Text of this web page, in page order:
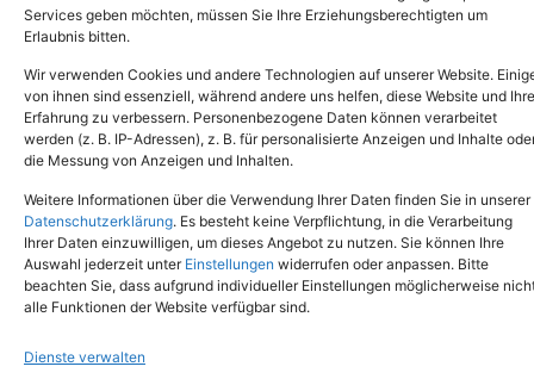
Services geben möchten, müssen Sie Ihre Erziehungsberechtigten um
Erlaubnis bitten.
Wir verwenden Cookies und andere Technologien auf unserer Website.
von ihnen sind essenziell, während andere uns helfen, diese Website und Ihre
Erfahrung zu verbessern. Personenbezogene Daten können verarbeitet
werden (z. B. IP-Adressen), z. B. für personalisierte Anzeigen und Inhalte
die Messung von Anzeigen und Inhalten.
Weitere Informationen über die Verwendung Ihrer Daten finden Sie in unserer
Datenschutzerklärung. Es besteht keine Verpflichtung, in die Verarbeitung
Ihrer Daten einzuwilligen, um dieses Angebot zu nutzen. Sie können Ihre
Auswahl jederzeit unter Einstellungen widerrufen oder anpassen. Bitte
beachten Sie, dass aufgrund individueller Einstellungen möglicherweise
alle Funktionen der Website verfügbar sind.
Dienste verwalten
Copyright © 2024. Alle Rechte vorbehalten.
Tel.: (02651) - 77438info@tierheim-mayen.de
In der Pluns 1, 56727 Mayen